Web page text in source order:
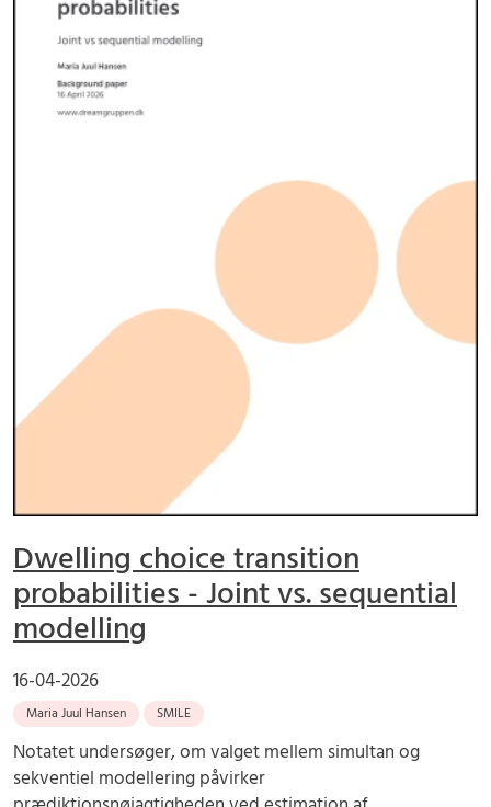
Dwelling choice transition
probabilities - Joint vs. sequential
modelling
16-04-2026
Maria Juul Hansen SMILE
Notatet undersøger, om valget mellem simultan og
sekventiel modellering påvirker